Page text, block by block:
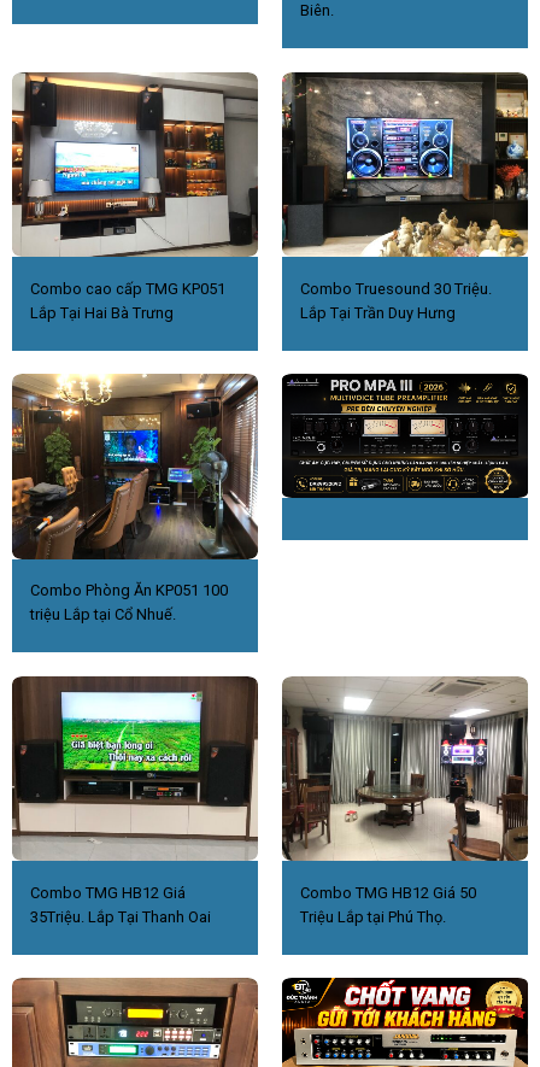
Biên.
Combo cao cấp TMG KP051
Lắp Tại Hai Bà Trưng
Combo Truesound 30 Triệu.
Lắp Tại Trần Duy Hưng
Combo Phòng Ăn KP051 100
triệu Lắp tại Cổ Nhuế.
Combo TMG HB12 Giá
35Triệu. Lắp Tại Thanh Oai
Combo TMG HB12 Giá 50
Triệu Lắp tại Phú Thọ.